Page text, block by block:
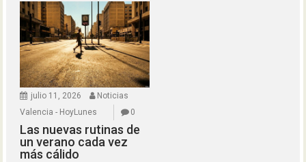
julio 11, 2026
Noticias
Valencia - HoyLunes
0
Las nuevas rutinas de
un verano cada vez
más cálido